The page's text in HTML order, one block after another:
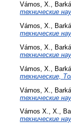
Vámos, X.,
технические
Vámos, X.,
технические
Vámos, X.
технические
Vámos, X.
технические,
Vámos, X.
технические
Vámos X., X.,
технические